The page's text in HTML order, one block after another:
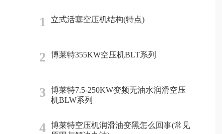
1 立式活塞空压机结构(特点)
2 博莱特355KW空压机BLT系列
3
博莱特7.5-250KW变频无油水润滑空压
机BLW系列
4
博莱特空压机润滑油变黑怎么回事(常见